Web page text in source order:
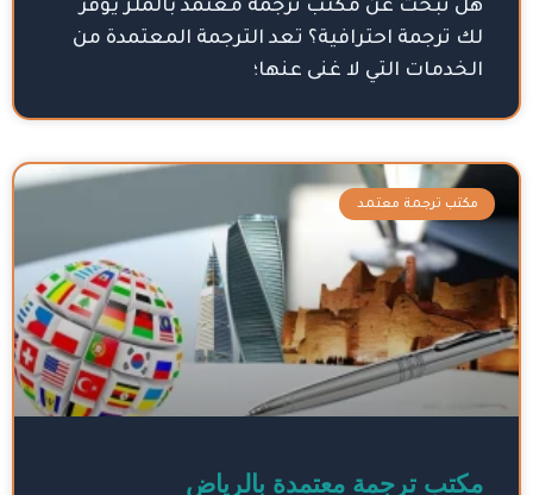
هل تبحث عن مكتب ترجمة معتمد بالملز يوفر
لك ترجمة احترافية؟ تعد الترجمة المعتمدة من
الخدمات التي لا غنى عنها؛
مكتب ترجمة معتمد
مكتب ترجمة معتمدة بالرياض